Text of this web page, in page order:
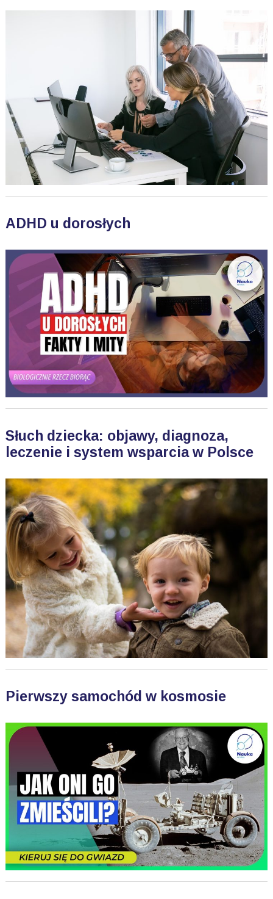
ADHD u dorosłych
Słuch dziecka: objawy, diagnoza,
leczenie i system wsparcia w Polsce
Pierwszy samochód w kosmosie